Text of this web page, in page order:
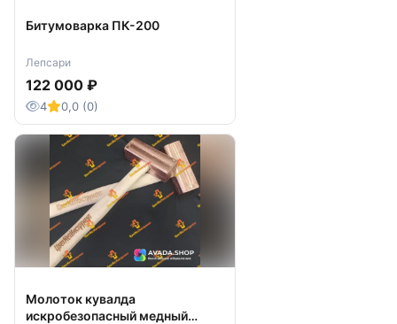
Битумоварка ПК-200
Лепсари
122 000 ₽
4 0,0 (0)
Молоток кувалда
искробезопасный медный